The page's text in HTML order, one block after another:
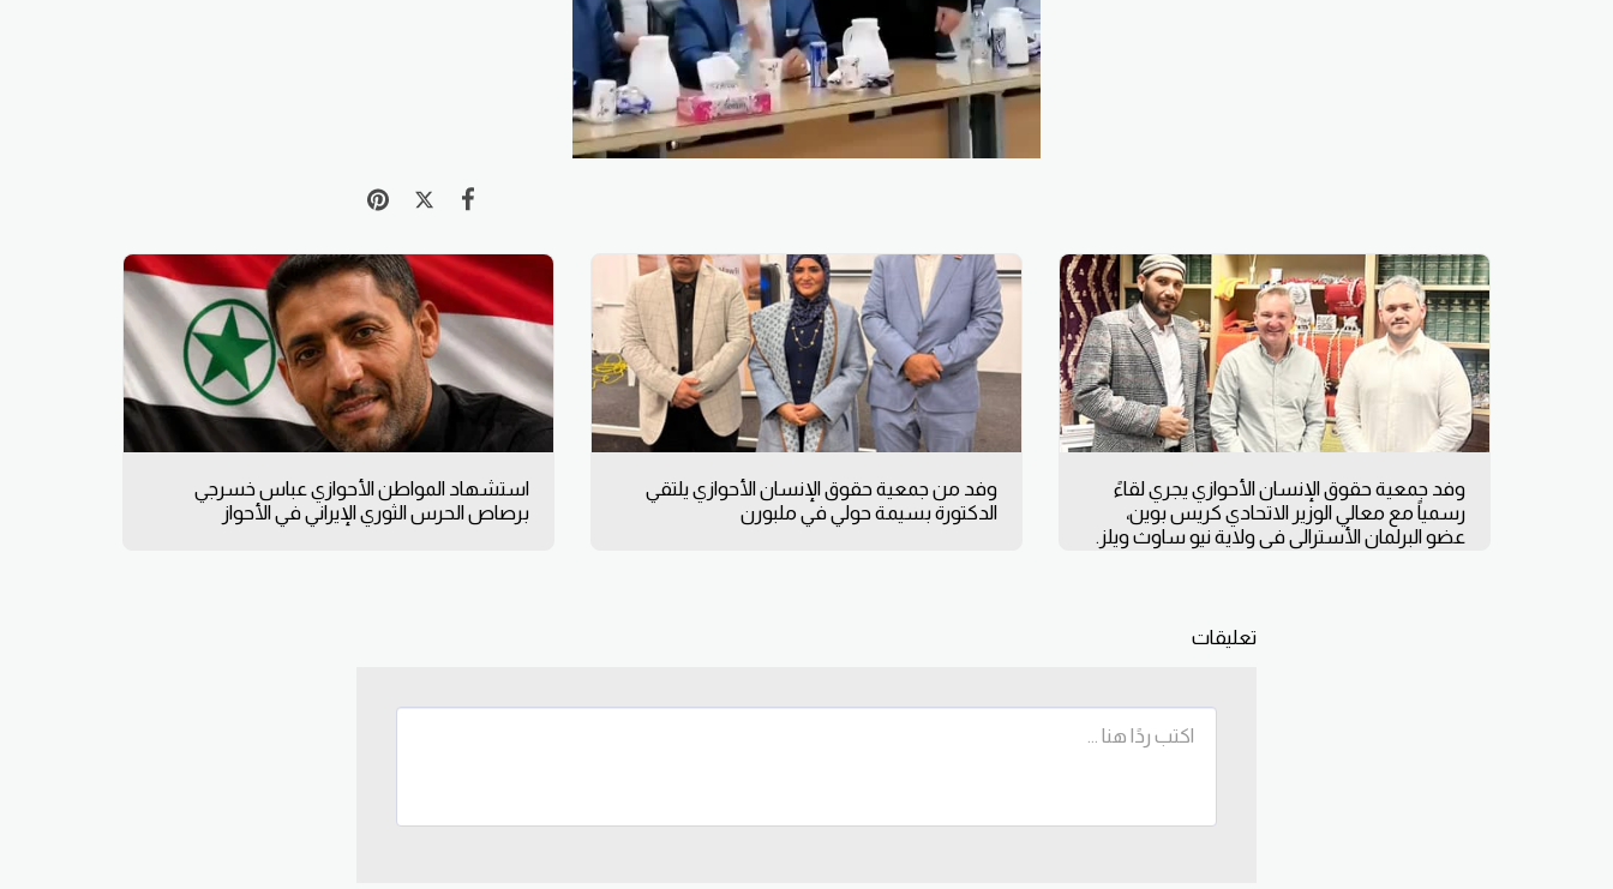
وفد جمعية حقوق الإنسان الأحوازي يجري لقاءً
رسمياً مع معالي الوزير الاتحادي كريس بوين،
عضو البرلمان الأسترالي في ولاية نيو ساوث ويلز.
وفد من جمعية حقوق الإنسان الأحوازي يلتقي
الدكتورة بسيمة حولي في ملبورن
استشهاد المواطن الأحوازي عباس خسرجي
برصاص الحرس الثوري الإيراني في الأحواز
تعليقات